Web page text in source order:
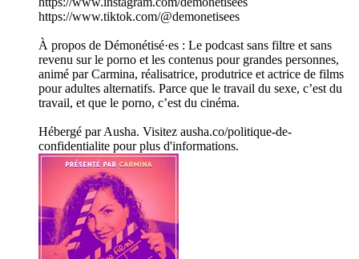
https://www.tiktok.com/@demonetisees
À propos de Démonétisé·es : Le podcast sans filtre et sans
revenu sur le porno et les contenus pour grandes personnes,
animé par Carmina, réalisatrice, produtrice et actrice de films
pour adultes alternatifs. Parce que le travail du sexe, c’est du
travail, et que le porno, c’est du cinéma.
Hébergé par Ausha. Visitez ausha.co/politique-de-
confidentialite pour plus d'informations.